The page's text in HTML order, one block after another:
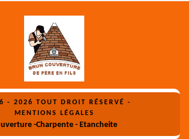
- 2026 TOUT DROIT RÉSERVÉ -
MENTIONS LÉGALES
-Charpente - Etancheite